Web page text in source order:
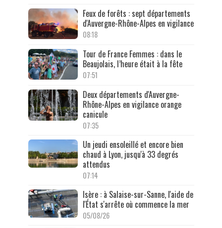
Feux de forêts : sept départements
d'Auvergne-Rhône-Alpes en vigilance
08:18
Tour de France Femmes : dans le
Beaujolais, l’heure était à la fête
07:51
Deux départements d'Auvergne-
Rhône-Alpes en vigilance orange
canicule
07:35
Un jeudi ensoleillé et encore bien
chaud à Lyon, jusqu'à 33 degrés
attendus
07:14
Isère : à Salaise-sur-Sanne, l'aide de
l'État s'arrête où commence la mer
05/08/26